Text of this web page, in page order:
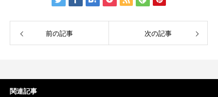
前の記事 次の記事
関連記事